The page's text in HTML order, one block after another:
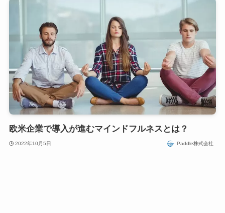
欧米企業で導入が進むマインドフルネスとは？
2022年10月5日 Paddle株式会社